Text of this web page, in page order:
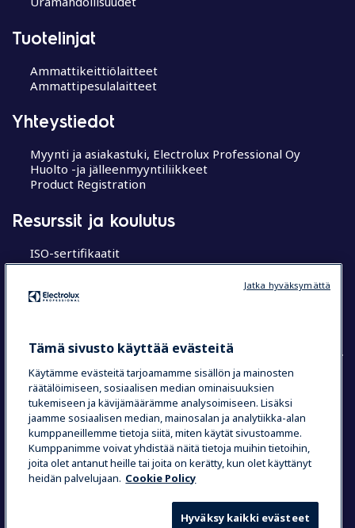
Tuotelinjat
Ammattikeittiölaitteet
Ammattipesulalaitteet
Yhteystiedot
Myynti ja asiakastuki, Electrolux Professional Oy
Huolto -ja jälleenmyyntiliikkeet
Product Registration
Resurssit ja koulutus
ISO-sertifikaatit
MyProfessional
Chef’s Hub
COUNTRY AND LANGUAGE
VALINTASI: SUOMI
Data Privacy Statement
Käyttöehdot
Tämä sivusto käyttää evästeitä
Käytämme evästeitä tarjoamamme sisällön ja mainosten
räätälöimiseen, sosiaalisen median ominaisuuksien
tukemiseen ja kävijämäärämme analysoimiseen. Lisäksi
jaamme sosiaalisen median, mainosalan ja analytiikka-alan
kumppaneillemme tietoja siitä, miten käytät sivustoamme.
Kumppanimme voivat yhdistää näitä tietoja muihin tietoihin,
joita olet antanut heille tai joita on kerätty, kun olet käyttänyt
heidän palvelujaan. Cookie Policy
Hyväksy kaikki evästeet
Jatka hyväksymättä